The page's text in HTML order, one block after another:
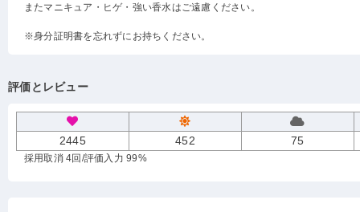
またマニキュア・ヒゲ・強い香水はご遠慮ください。
※身分証明書を忘れずにお持ちください。
評価とレビュー
2445 452 75
採用取消 4回 /評価入力 99%